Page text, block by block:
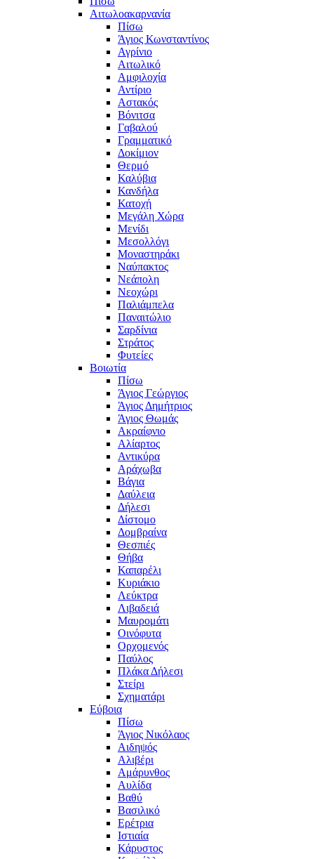
Αιτωλοακαρνανία
Πίσω
Άγιος Κωνσταντίνος
Αγρίνιο
Αιτωλικό
Αμφιλοχία
Αντίριο
Αστακός
Βόνιτσα
Γαβαλού
Γραμματικό
Δοκίμιον
Θερμό
Καλύβια
Κανδήλα
Κατοχή
Μεγάλη Χώρα
Μενίδι
Μεσολλόγι
Μοναστηράκι
Ναύπακτος
Νεάπολη
Νεοχώρι
Παλιάμπελα
Παναιτώλιο
Σαρδίνια
Στράτος
Φυτείες
Βοιωτία
Πίσω
Άγιος Γεώργιος
Άγιος Δημήτριος
Άγιος Θωμάς
Ακραίφνιο
Αλίαρτος
Αντικύρα
Αράχωβα
Βάγια
Δαύλεια
Δήλεσι
Δίστομο
Δομβραίνα
Θεσπιές
Θήβα
Καπαρέλι
Κυριάκιο
Λεύκτρα
Λιβαδειά
Μαυρομάτι
Οινόφυτα
Ορχομενός
Παύλος
Πλάκα Δήλεσι
Στείρι
Σχηματάρι
Εύβοια
Πίσω
Άγιος Νικόλαος
Αιδηψός
Αλιβέρι
Αμάρυνθος
Αυλίδα
Βαθύ
Βασιλικό
Ερέτρια
Ιστιαία
Κάρυστος